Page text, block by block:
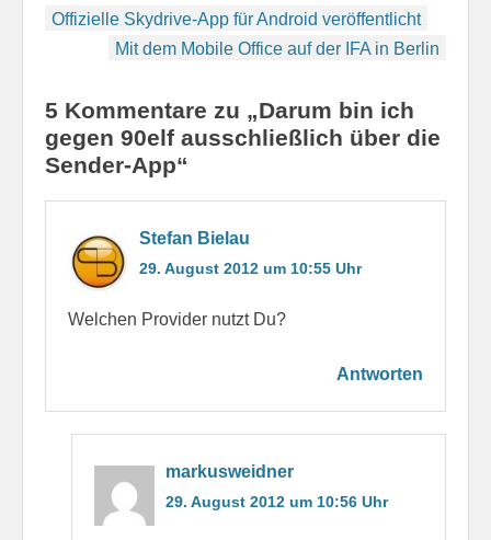
Beitragsnavigation
Offizielle Skydrive-App für Android veröffentlicht
Mit dem Mobile Office auf der IFA in Berlin
5 Kommentare zu „Darum bin ich
gegen 90elf ausschließlich über die
Sender-App“
Stefan Bielau
29. August 2012 um 10:55 Uhr
Welchen Provider nutzt Du?
Antworten
markusweidner
29. August 2012 um 10:56 Uhr